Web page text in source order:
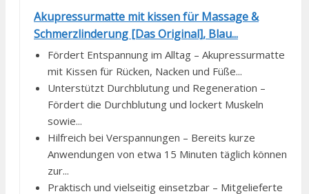
Akupressurmatte mit kissen für Massage &
Schmerzlinderung [Das Original], Blau...
Fördert Entspannung im Alltag – Akupressurmatte
mit Kissen für Rücken, Nacken und Füße...
Unterstützt Durchblutung und Regeneration –
Fördert die Durchblutung und lockert Muskeln
sowie...
Hilfreich bei Verspannungen – Bereits kurze
Anwendungen von etwa 15 Minuten täglich können
zur...
Praktisch und vielseitig einsetzbar – Mitgelieferte